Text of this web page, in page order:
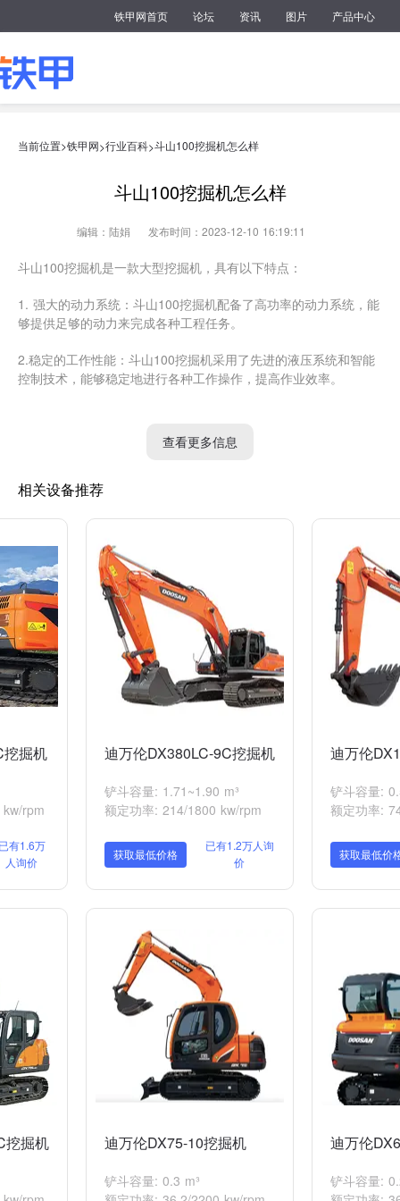
铁甲网首页 论坛 资讯 图片 产品中心
当前位置>铁甲网>行业百科>斗山100挖掘机怎么样
斗山100挖掘机怎么样
编辑：陆娟 发布时间：2023-12-10 16:19:11
斗山100挖掘机是一款大型挖掘机，具有以下特点：
1. 强大的动力系统：斗山100挖掘机配备了高功率的动力系统，能
够提供足够的动力来完成各种工程任务。
2.稳定的工作性能：斗山100挖掘机采用了先进的液压系统和智能
控制技术，能够稳定地进行各种工作操作，提高作业效率。
的视野和人性化的操作控制，为操作人员提供舒适的工作环境。
防翻滚系统，确保操作人员在作业过程中的安全。
综上所述，斗山100挖掘机具有强大的动力系统、稳定的工作性
能、舒适的操作环境和安全可靠的特点，适用于各种工程施工任
务。
查看更多信息
相关设备推荐
掘机
rpm
有1.6万
人询价
迪万伦DX380LC-9C挖掘机
铲斗容量: 1.71~1.90 m³
额定功率: 214/1800 kw/rpm
获取最低价格
已有1.2万人询
价
迪万伦
铲斗容量:
额定功率:
获取最低价
挖掘机 迪万伦DX75-10挖掘机
铲斗容量: 0.3 m³
迪万伦
铲斗容量: